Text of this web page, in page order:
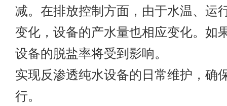
减。在排放控制方面，由于水温、运
变化，设备的产水量也相应变化。如
设备的脱盐率将受到影响。
实现反渗透纯水设备的日常维护，确
行。